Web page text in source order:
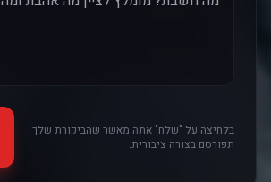
בלחיצה על "שלח" אתה מאשר שהביקורת שלך
תפורסם בצורה ציבורית.